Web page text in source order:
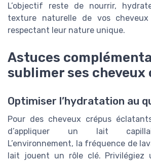
L’objectif reste de nourrir,
texture naturelle de vos
respectant leur nature unique.
Astuces
sublimer ses cheveux
Optimiser l’hydratation au
Pour des cheveux crépus
d’appliquer un lait
L’environnement, la fréquence de
lait jouent un rôle clé. Privilégiez